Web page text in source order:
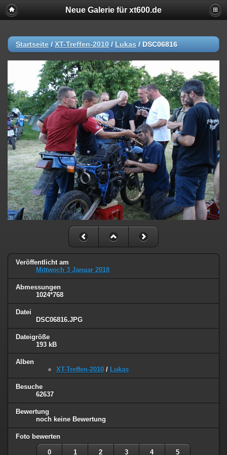
Neue Galerie für xt600.de
Startseite / XT-Treffen-2010 / Lukas / DSC06816
Veröffentlicht am
Mittwoch 3 Januar 2018
Abmessungen
1024*768
Datei
DSC06816.JPG
Dateigröße
193 kB
Alben
XT-Treffen-2010 / Lukas
Besuche
62637
Bewertung
noch keine Bewertung
Foto bewerten
0 1 2 3 4 5